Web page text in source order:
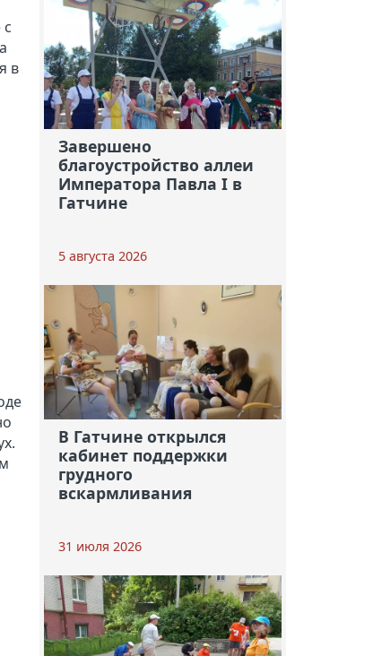
в
Завершено
благоустройство аллеи
Императора Павла I в
Гатчине
5 августа 2026
В Гатчине открылся
кабинет поддержки
грудного
вскармливания
31 июля 2026